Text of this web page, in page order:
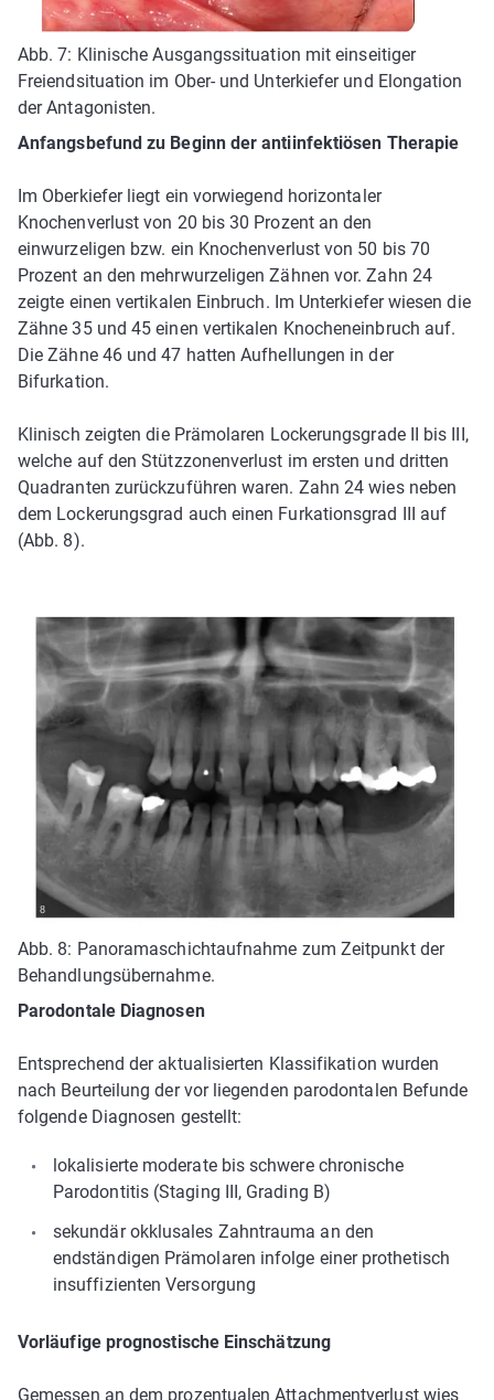
Abb. 7: Klinische Ausgangssituation mit einseitiger
Freiendsituation im Ober- und Unterkiefer und Elongation
der Antagonisten.
Anfangsbefund zu Beginn der antiinfektiösen Therapie
Im Oberkiefer liegt ein vorwiegend horizontaler
Knochenverlust von 20 bis 30 Prozent an den
einwurzeligen bzw. ein Knochenverlust von 50 bis 70
Prozent an den mehrwurzeligen Zähnen vor. Zahn 24
zeigte einen vertikalen Einbruch. Im Unterkiefer wiesen die
Zähne 35 und 45 einen vertikalen Knocheneinbruch auf.
Die Zähne 46 und 47 hatten Aufhellungen in der
Bifurkation.
Klinisch zeigten die Prämolaren Lockerungsgrade II bis III,
welche auf den Stützzonenverlust im ersten und dritten
Quadranten zurückzuführen waren. Zahn 24 wies neben
dem Lockerungsgrad auch einen Furkationsgrad III auf
(Abb. 8).
Abb. 8: Panoramaschichtaufnahme zum Zeitpunkt der
Behandlungsübernahme.
Parodontale Diagnosen
Entsprechend der aktualisierten Klassifikation wurden
nach Beurteilung der vor­ liegenden parodontalen Befunde
folgende Diagnosen gestellt:
lokalisierte moderate bis schwere chronische
Parodontitis (Staging III, Grading B)
sekundär okklusales Zahntrauma an den
endständigen Prämolaren infolge einer prothetisch
insuffizienten Versorgung
Vorläufige prognostische Einschätzung
Gemessen an dem prozentualen Attachmentverlust wies